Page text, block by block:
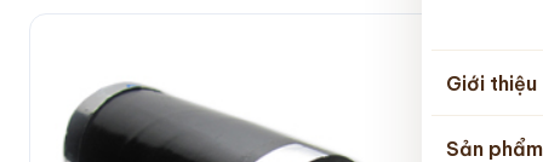
Giới thiệu
Sản phẩm